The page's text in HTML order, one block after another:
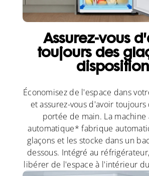
Assurez-vous
toujours des
disposition
Économisez de l'espace dans
et assurez-vous d'avoir toujours
portée de main. La machine
automatique* fabrique
glaçons et les stocke dans un
dessous. Intégré au
libérer de l'espace à l'intérieur